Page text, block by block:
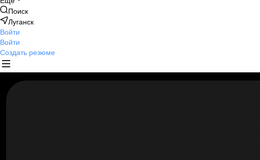
Поиск
Луганск
Войти
Войти
Создать резюме